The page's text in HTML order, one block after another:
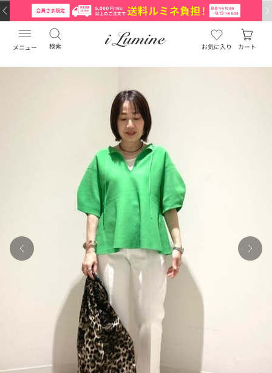
メニュー 検索 お気に入り カート